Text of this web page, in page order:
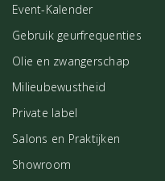
Event-Kalender
Gebruik geurfrequenties
Olie en zwangerschap
Milieubewustheid
Private label
Salons en Praktijken
Showroom